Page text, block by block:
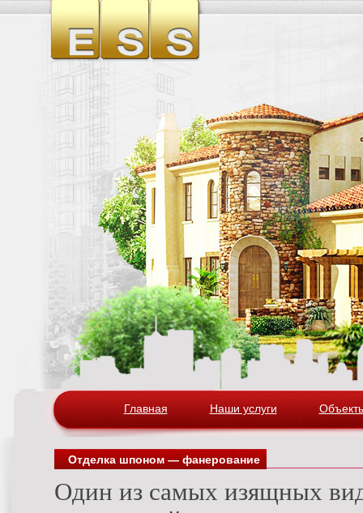
Главная Наши услуги
Отделка шпоном — фанерование
Один из самых изящных